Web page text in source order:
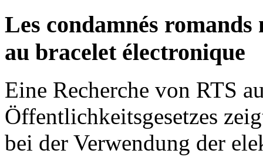
Les condamnés romands
au bracelet électronique
Eine Recherche von RTS
Öffentlichkeitsgesetzes
bei der Verwendung der